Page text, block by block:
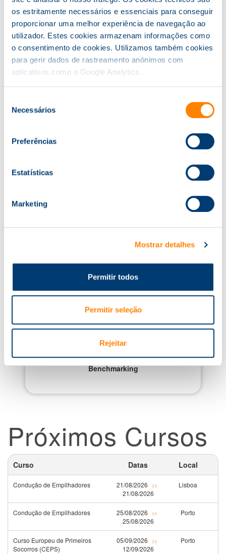
os estritamente necessários e essenciais para conseguir
proporcionar uma melhor experiência de navegação ao
utilizador. Estes cookies armazenam informações como
o consentimento de cookies. Utilizamos também cookies
para gerir dados de rastreamento anónimos com
aplicativos como o Google Analytics.
Necessários
Preferências
Estatísticas
Marketing
Mostrar detalhes
Permitir todos
Permitir seleção
Rejeitar
Tenho Interesse!
Para mais informações, contacte-nos.
. email: formacao@knowit.pt
Cursos Relacionados
Gestão de Tesouraria
Planeamento Estratégico
Benchmarking
Próximos Cursos
Curso Datas Local
Condução de Empilhadores 21/08/2026 >>
21/08/2026
Lisboa
Condução de Empilhadores 25/08/2026 >>
25/08/2026
Porto
Curso Europeu de Primeiros
Socorros (CEPS)
05/09/2026 >>
12/09/2026
Porto